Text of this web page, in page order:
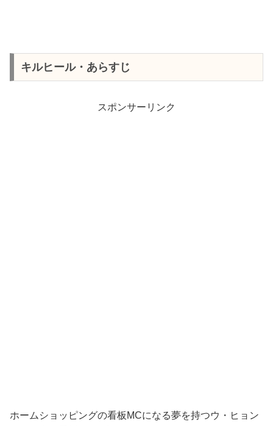
キルヒール・あらすじ
スポンサーリンク
ホームショッピングの看板MCになる夢を持つウ・ヒョン